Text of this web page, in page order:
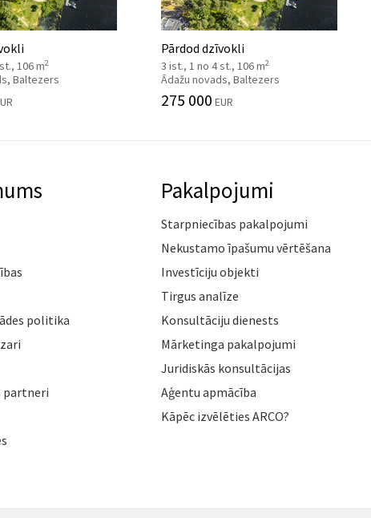
106 m2
Baltezers
Pārdod dzīvokli
3 ist., 1 no 4 st., 106 m2
Ādažu novads, Baltezers
275 000 EUR
politika
partneri
Pakalpojumi
Starpniecības pakalpojumi
Nekustamo īpašumu vērtēšana
Investīciju objekti
Tirgus analīze
Konsultāciju dienests
Mārketinga pakalpojumi
Juridiskās konsultācijas
Aģentu apmācība
Kāpēc izvēlēties ARCO?